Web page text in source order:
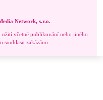
Network, s.r.o.
užití včetně publikování nebo jiného
souhlasu zakázáno.